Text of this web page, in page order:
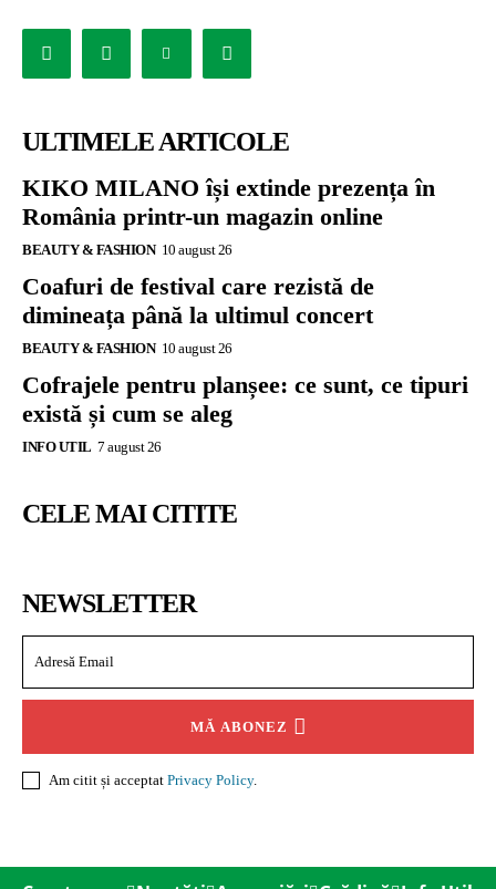
ULTIMELE ARTICOLE
KIKO MILANO își extinde prezența în
România printr-un magazin online
BEAUTY & FASHION 10 august 26
Coafuri de festival care rezistă de
dimineața până la ultimul concert
BEAUTY & FASHION 10 august 26
Cofrajele pentru planșee: ce sunt, ce tipuri
există și cum se aleg
INFO UTIL 7 august 26
CELE MAI CITITE
NEWSLETTER
MĂ ABONEZ
Am citit și acceptat Privacy Policy.